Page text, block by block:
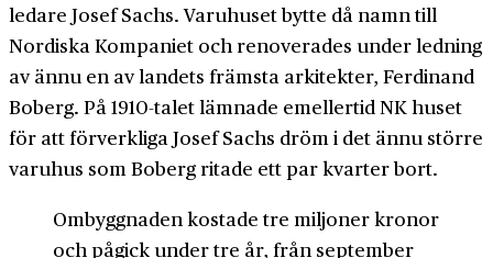
ledare Josef Sachs. Varuhuset bytte då namn till
Nordiska Kompaniet och renoverades under ledning
av ännu en av landets främsta arkitekter, Ferdinand
Boberg. På 1910-talet lämnade emellertid NK huset
för att förverkliga Josef Sachs dröm i det ännu större
varuhus som Boberg ritade ett par kvarter bort.
Ombyggnaden kostade tre miljoner kronor
och pågick under tre år, från september